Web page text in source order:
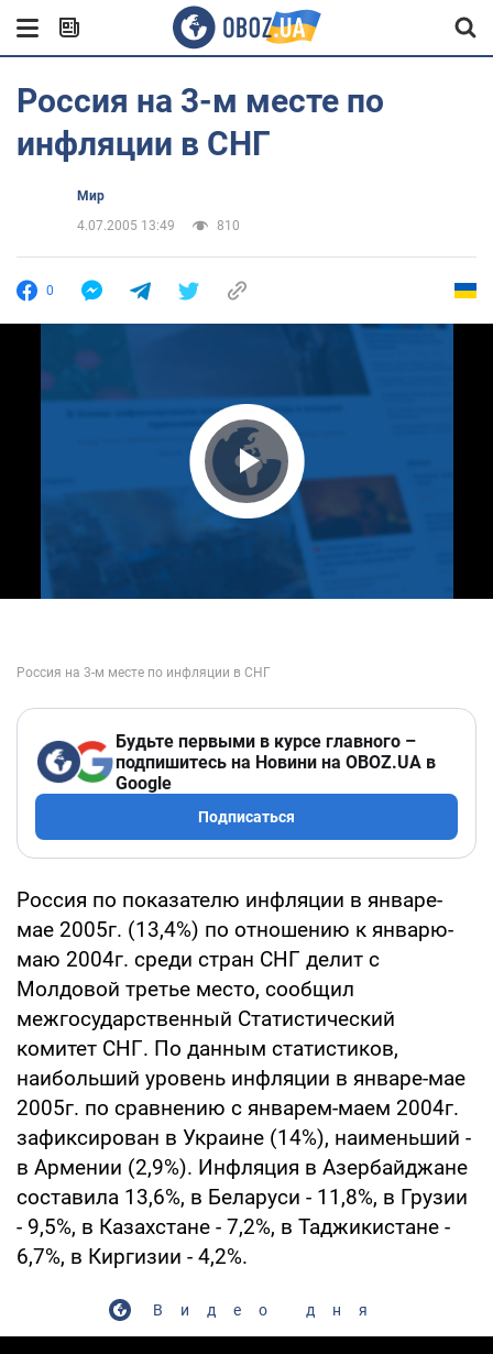
Россия на 3-м месте по
инфляции в СНГ
Мир
4.07.2005 13:49
810
0
Play Video
Будьте первыми в курсе главного –
подпишитесь на Новини на OBOZ.UA в
Google
Подписаться
Россия по показателю инфляции в январе-
мае 2005г. (13,4%) по отношению к январю-
маю 2004г. среди стран СНГ делит с
Молдовой третье место, сообщил
межгосударственный Статистический
комитет СНГ. По данным статистиков,
наибольший уровень инфляции в январе-мае
2005г. по сравнению с январем-маем 2004г.
зафиксирован в Украине (14%), наименьший -
в Армении (2,9%). Инфляция в Азербайджане
составила 13,6%, в Беларуси - 11,8%, в Грузии
- 9,5%, в Казахстане - 7,2%, в Таджикистане -
6,7%, в Киргизии - 4,2%.
Видео дня